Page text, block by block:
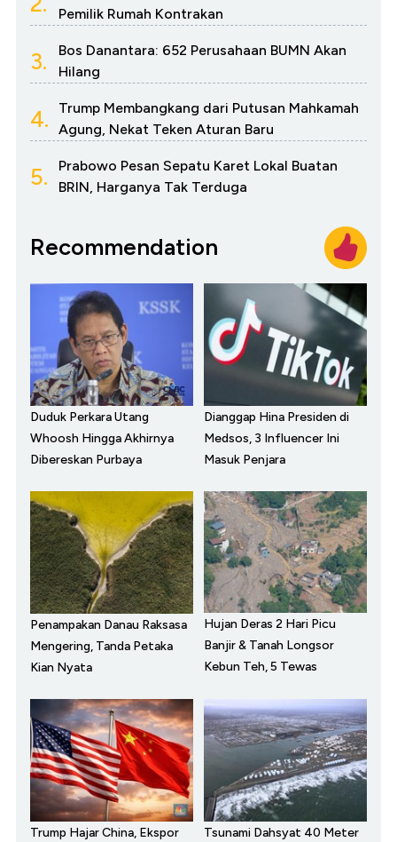
Pemilik Rumah Kontrakan
3.
Bos Danantara: 652 Perusahaan BUMN Akan
Hilang
4.
Trump Membangkang dari Putusan Mahkamah
Agung, Nekat Teken Aturan Baru
5.
Prabowo Pesan Sepatu Karet Lokal Buatan
BRIN, Harganya Tak Terduga
Recommendation
Duduk Perkara Utang
Whoosh Hingga Akhirnya
Dibereskan Purbaya
Dianggap Hina Presiden di
Medsos, 3 Influencer Ini
Masuk Penjara
Penampakan Danau Raksasa
Mengering, Tanda Petaka
Kian Nyata
Hujan Deras 2 Hari Picu
Banjir & Tanah Longsor
Kebun Teh, 5 Tewas
Trump Hajar China, Ekspor
Tsunami Dahsyat 40 Meter